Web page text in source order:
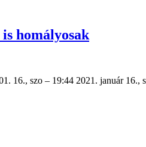
homályosak
16., szo – 19:44 2021. január